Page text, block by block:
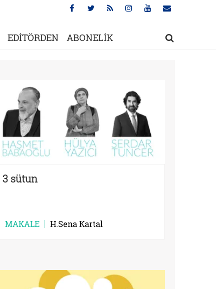
EDİTÖRDEN ABONELİK
3 sütun
MAKALE H.Sena Kartal